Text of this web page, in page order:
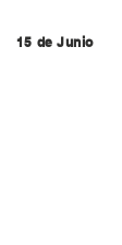
15 de Junio